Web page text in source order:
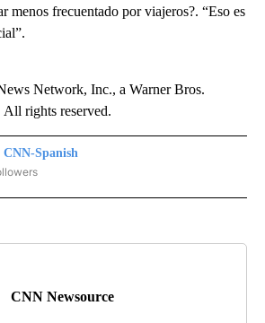
menos frecuentado por viajeros?. “Eso es
Network, Inc., a Warner Bros.
rights reserved.
CNN-Spanish
SPANISH" TO RECEIVE NOTIFICATIONS ABOUT
CNN Newsource